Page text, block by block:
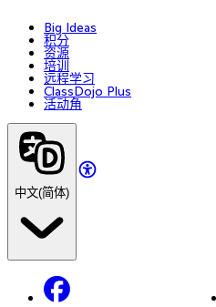
Big Ideas
积分
资源
培训
远程学习
ClassDojo Plus
活动角
中文(简体)
Facebook